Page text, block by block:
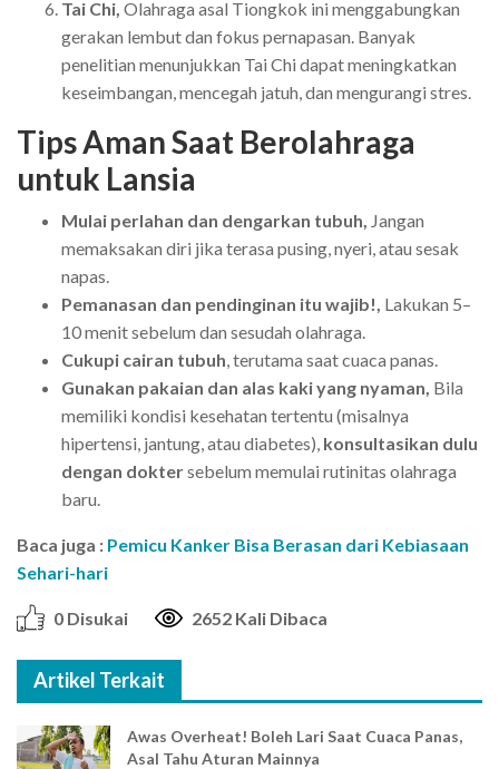
Tai Chi, Olahraga asal Tiongkok ini menggabungkan
gerakan lembut dan fokus pernapasan. Banyak
penelitian menunjukkan Tai Chi dapat meningkatkan
keseimbangan, mencegah jatuh, dan mengurangi stres.
Tips Aman Saat Berolahraga
untuk Lansia
Mulai perlahan dan dengarkan tubuh, Jangan
memaksakan diri jika terasa pusing, nyeri, atau sesak
napas.
Pemanasan dan pendinginan itu wajib!, Lakukan 5–
10 menit sebelum dan sesudah olahraga.
Cukupi cairan tubuh , terutama saat cuaca panas.
Gunakan pakaian dan alas kaki yang nyaman, Bila
memiliki kondisi kesehatan tertentu (misalnya
hipertensi, jantung, atau diabetes), konsultasikan dulu
dengan doktersebelum memulai rutinitas olahraga
baru.
Baca juga : Pemicu Kanker Bisa Berasan dari Kebiasaan
Sehari-hari
0 Disukai 2652 Kali Dibaca
Artikel Terkait
Awas Overheat! Boleh Lari Saat Cuaca Panas,
Asal Tahu Aturan Mainnya